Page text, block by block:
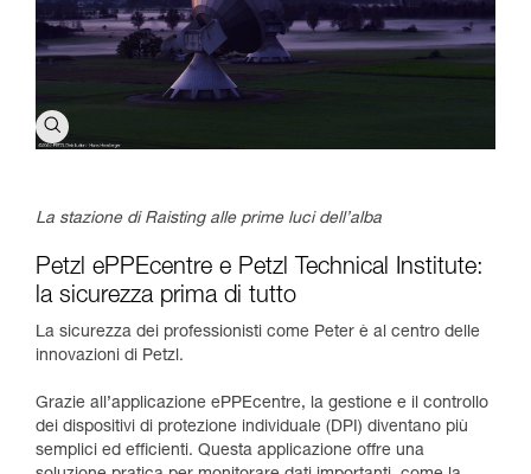
La stazione di Raisting alle prime luci dell’alba​
Petzl ePPEcentre e Petzl Technical Institute:
la sicurezza prima di tutto
La sicurezza dei professionisti come Peter è al centro delle
innovazioni di Petzl.
Grazie all’applicazione ePPEcentre, la gestione e il controllo
dei dispositivi di protezione individuale (DPI) diventano più
semplici ed efficienti. Questa applicazione offre una